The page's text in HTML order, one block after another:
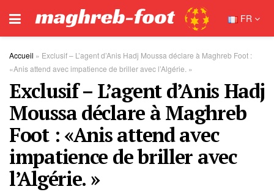
FR
Accueil » Exclusif – L’agent d’Anis Hadj Moussa déclare à Maghreb Foot :
«Anis attend avec impatience de briller avec l’Algérie. »
Exclusif – L’agent d’Anis Hadj
Moussa déclare à Maghreb
Foot : «Anis attend avec
impatience de briller avec
l’Algérie. »